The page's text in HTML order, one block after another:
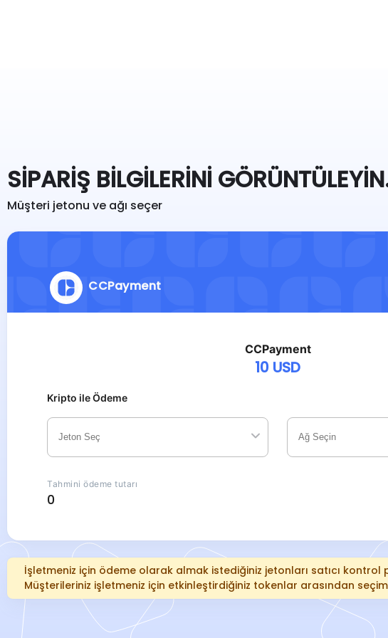
SIPARIŞ BILGILERINI
Müşteri jetonu ve ağı seçer
CCPayment
CCPayment
10 USD
Kripto ile Ödeme
Tahmini ödeme tutarı
0
İşletmeniz için ödeme olarak almak istediğiniz jetonları satıcı kontrol
Müşterileriniz işletmeniz için etkinleştirdiğiniz tokenlar arasından